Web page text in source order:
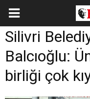
Silivri
Balcıoğlu:
birliği çok